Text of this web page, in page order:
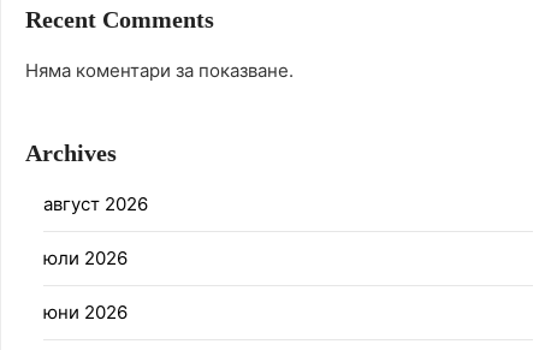
Recent Comments
Няма коментари за показване.
Archives
август 2026
юли 2026
юни 2026